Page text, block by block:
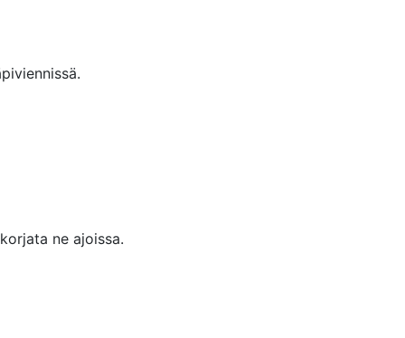
ne ajoissa.